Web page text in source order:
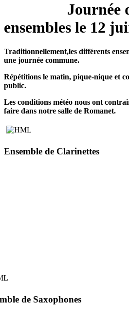
Journée
ensembles le 12
Traditionnellement,les différents
une journée commune.
Répétitions le matin, pique-nique et
public.
Les conditions météo nous ont
faire dans notre salle de Romanet.
Ensemble de Clarinettes
de Saxophones